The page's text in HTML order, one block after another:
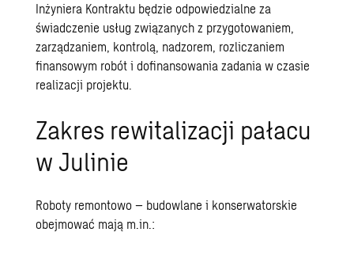
Inżyniera Kontraktu będzie odpowiedzialne za
świadczenie usług związanych z przygotowaniem,
zarządzaniem, kontrolą, nadzorem, rozliczaniem
finansowym robót i dofinansowania zadania w czasie
realizacji projektu.
Zakres rewitalizacji pałacu
w Julinie
Roboty remontowo – budowlane i konserwatorskie
obejmować mają m.in.: